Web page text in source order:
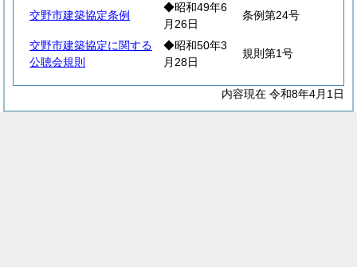
交野市建築協定条例
◆昭和49年6
月26日
条例第24号
交野市建築協定に関する
公聴会規則
◆昭和50年3
月28日
規則第1号
内容現在 令和8年4月1日